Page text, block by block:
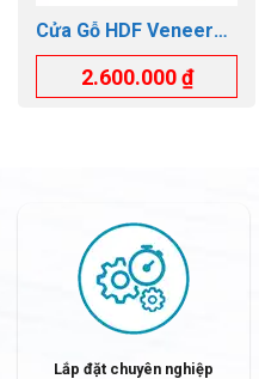
Cửa Gỗ HDF Veneer
GTD.1B-OFIX
2.600.000₫
Lắp đặt chuyên nghiệp